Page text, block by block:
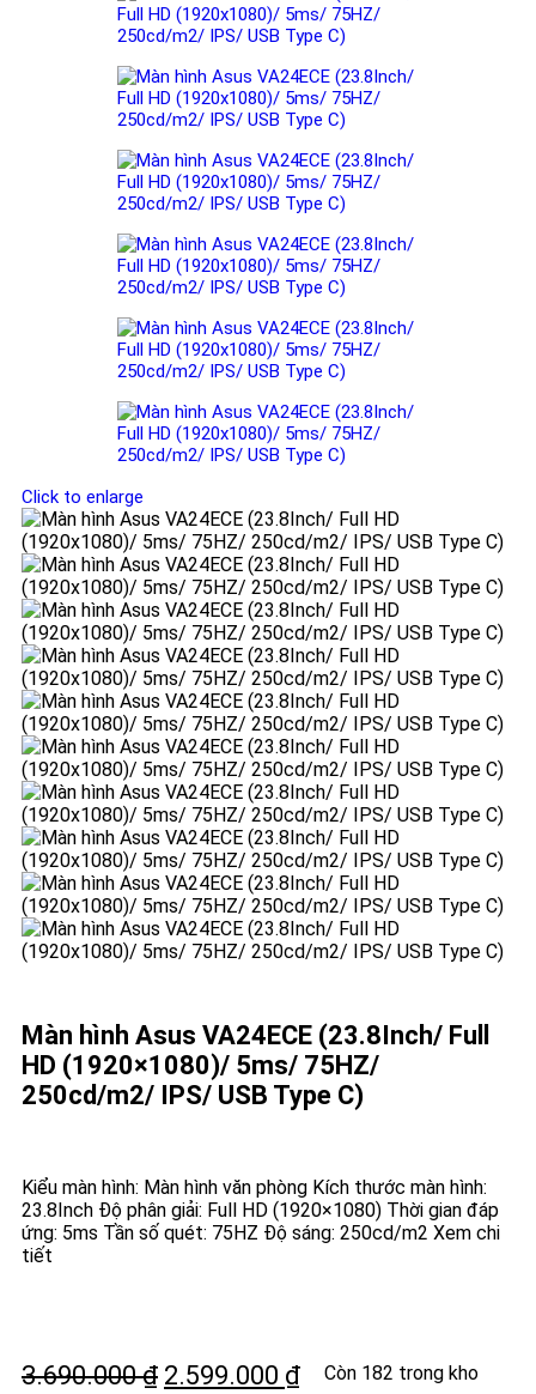
Click to enlarge
Màn hình Asus VA24ECE (23.8Inch/ Full
HD (1920×1080)/ 5ms/ 75HZ/
250cd/m2/ IPS/ USB Type C)
Kiểu màn hình: Màn hình văn phòng Kích thước màn hình:
23.8Inch Độ phân giải: Full HD (1920×1080) Thời gian đáp
ứng: 5ms Tần số quét: 75HZ Độ sáng: 250cd/m2 Xem chi
tiết
3.690.000₫ 2.599.000 ₫ Còn 182 trong kho